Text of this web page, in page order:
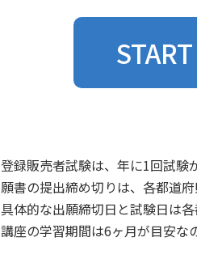
START
登録販売者試験は、年に1回試験
願書の提出締め切りは、各都道府
具体的な出願締切日と試験日は
講座の学習期間は6ヶ月が目安な